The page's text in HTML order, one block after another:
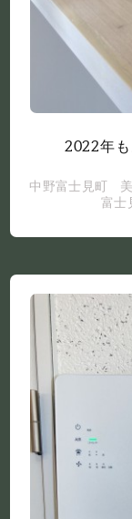
2022年も
中野富士見町
富士